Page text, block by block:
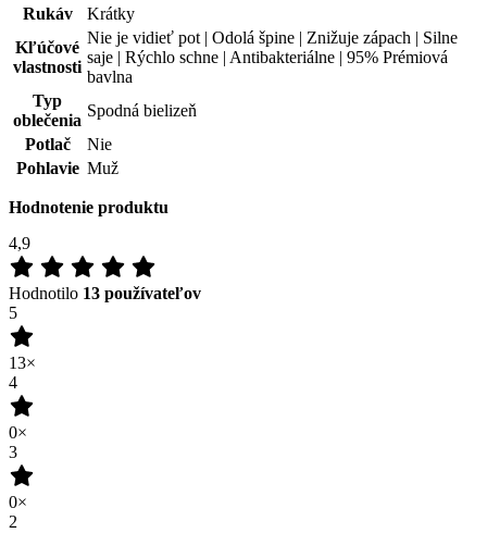
Rukáv
Krátky
Kľúčové
vlastnosti
Nie je vidieť pot | Odolá špine | Znižuje zápach | Silne
saje | Rýchlo schne | Antibakteriálne | 95% Prémiová
bavlna
Typ
oblečenia
Spodná bielizeň
Potlač
Nie
Pohlavie Muž
Hodnotenie produktu
4,9
Hodnotilo 13 používateľov
5
13×
4
0×
3
0×
2